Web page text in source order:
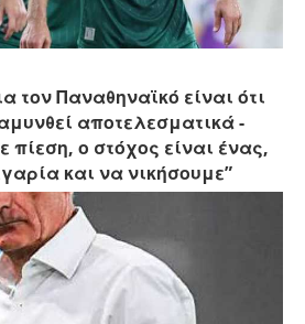
τον Παναθηναϊκό είναι ότι
αποτελεσματικά -
πίεση, ο στόχος είναι ένας,
και να νικήσουμε”